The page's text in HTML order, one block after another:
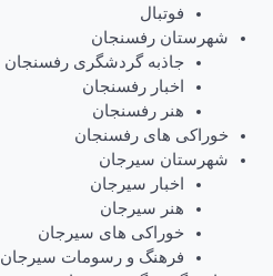
فوتبال
شهرستان رفسنجان
جاذبه گردشگری رفسنجان
اخبار رفسنجان
هنر رفسنجان
خوراکی های رفسنجان
شهرستان سیرجان
اخبار سیرجان
هنر سیرجان
خوراکی های سیرجان
فرهنگ و رسومات سیرجان